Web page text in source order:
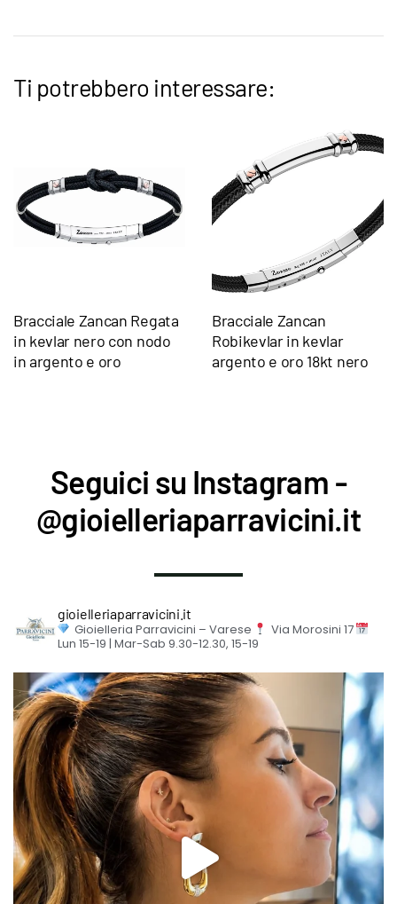
Ti potrebbero interessare:
Bracciale Zancan Regata
in kevlar nero con nodo
in argento e oro
Bracciale Zancan
Robikevlar in kevlar
argento e oro 18kt nero
Seguici su Instagram -
@gioielleriaparravicini.it
gioielleriaparravicini.it
Gioielleria Parravicini – Varese
Via Morosini 17
Lun 15-19 | Mar-Sab 9.30-12.30, 15-19